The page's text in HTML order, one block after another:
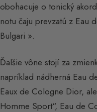
obohacuje o tonický
notu čaju prevzatú z Eau
Bulgari ».
Ďalšie vône stojí za
napríklad nádherná Eau
Eaux de Cologne Dior,
Homme Sport“, Eau de